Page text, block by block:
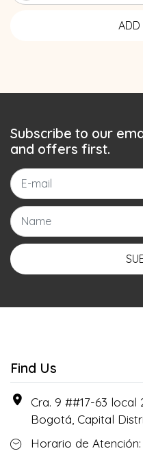
Subscribe to our
and offers first.
Find Us
Cra. 9 ##17-63 local
Bogotá, Capital
Horario de Atención: